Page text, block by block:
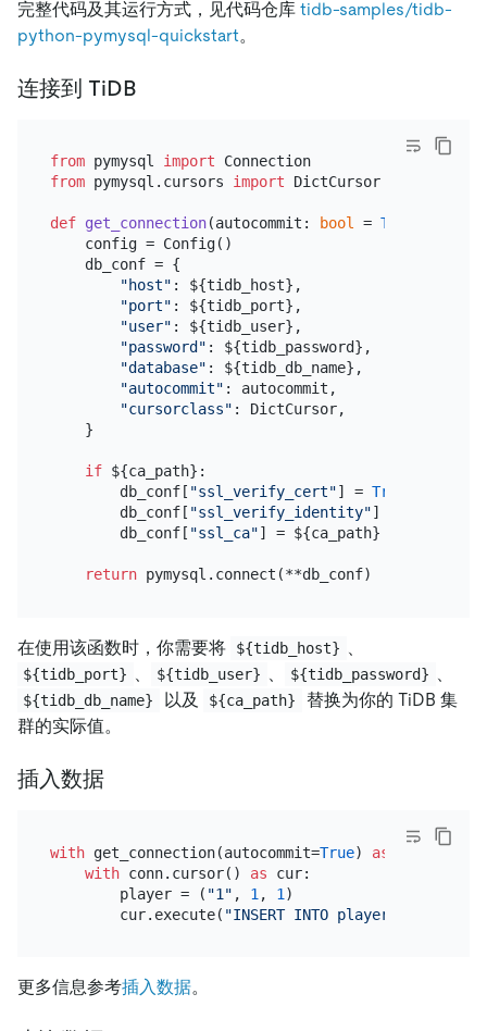
完整代码及其运行方式，见代码仓库 tidb-samples/tidb-
python-pymysql-quickstart。
连接到 TiDB
from pymysql import
Connection
from pymysql.cursors import DictCursor
def get_connection(autocommit: bool = True
    config = Config()
    db_conf = {
"host" : ${tidb_host},
"port" : ${tidb_port},
"user" : ${tidb_user},
"password" : ${tidb_password},
"database" : ${tidb_db_name},
"autocommit" : autocommit,
"cursorclass" : DictCursor,
    }
if ${ca_path}:
        db_conf[
"ssl_verify_cert"] = True
        db_conf[
"ssl_verify_identity"] =
        db_conf[
"ssl_ca"] = ${ca_path}
return
在使用该函数时，你需要将 ${tidb_host} 、
${tidb_port} 、 ${tidb_user} 、 ${tidb_password} 、
${tidb_db_name} 以及 ${ca_path}
替换为你的 TiDB 集
群的实际值。
插入数据
with get_connection(autocommit=True) as
with conn.cursor() as cur:
        player = (
"1" , 1 , 1 )
        cur.execute(
"INSERT INTO players (id,
更多信息参考插入数据。